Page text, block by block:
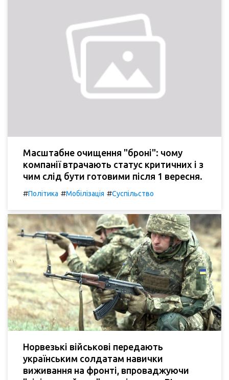
Масштабне очищення "броні": чому
компанії втрачають статус критичних і з
чим слід бути готовими після 1 вересня.
#Політика #Мобілізація #Суспільство
Норвезькі військові передають
українським солдатам навички
виживання на фронті, впроваджуючи